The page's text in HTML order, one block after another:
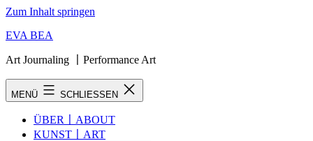
Zum Inhalt springen
EVA BEA
Art Journaling 〡Performance Art
MENÜ SCHLIESSEN
ÜBER〡ABOUT
KUNST〡ART